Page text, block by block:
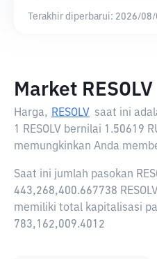
Terakhir diperbarui: 2026/08/
Market RESOLV
Harga, RESOLV saat ini
1 RESOLV bernilai 1.50619
memungkinkan Anda
Saat ini jumlah pasokan
443,268,400.667738
memiliki total kapitalisasi
783,162,009.4012